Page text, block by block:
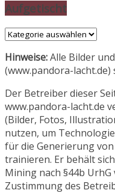
Aufgetischt
Aufgetischt
Hinweise:Alle Bilder
(www.pandora-
Der Betreiber dieser
www.pandora-lacht.de
(Bilder, Fotos,
nutzen, um
für die Generierung
trainieren. Er behält
Mining nach §44b
Zustimmung des